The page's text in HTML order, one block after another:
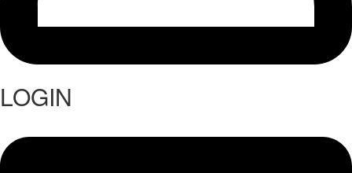
LOGIN